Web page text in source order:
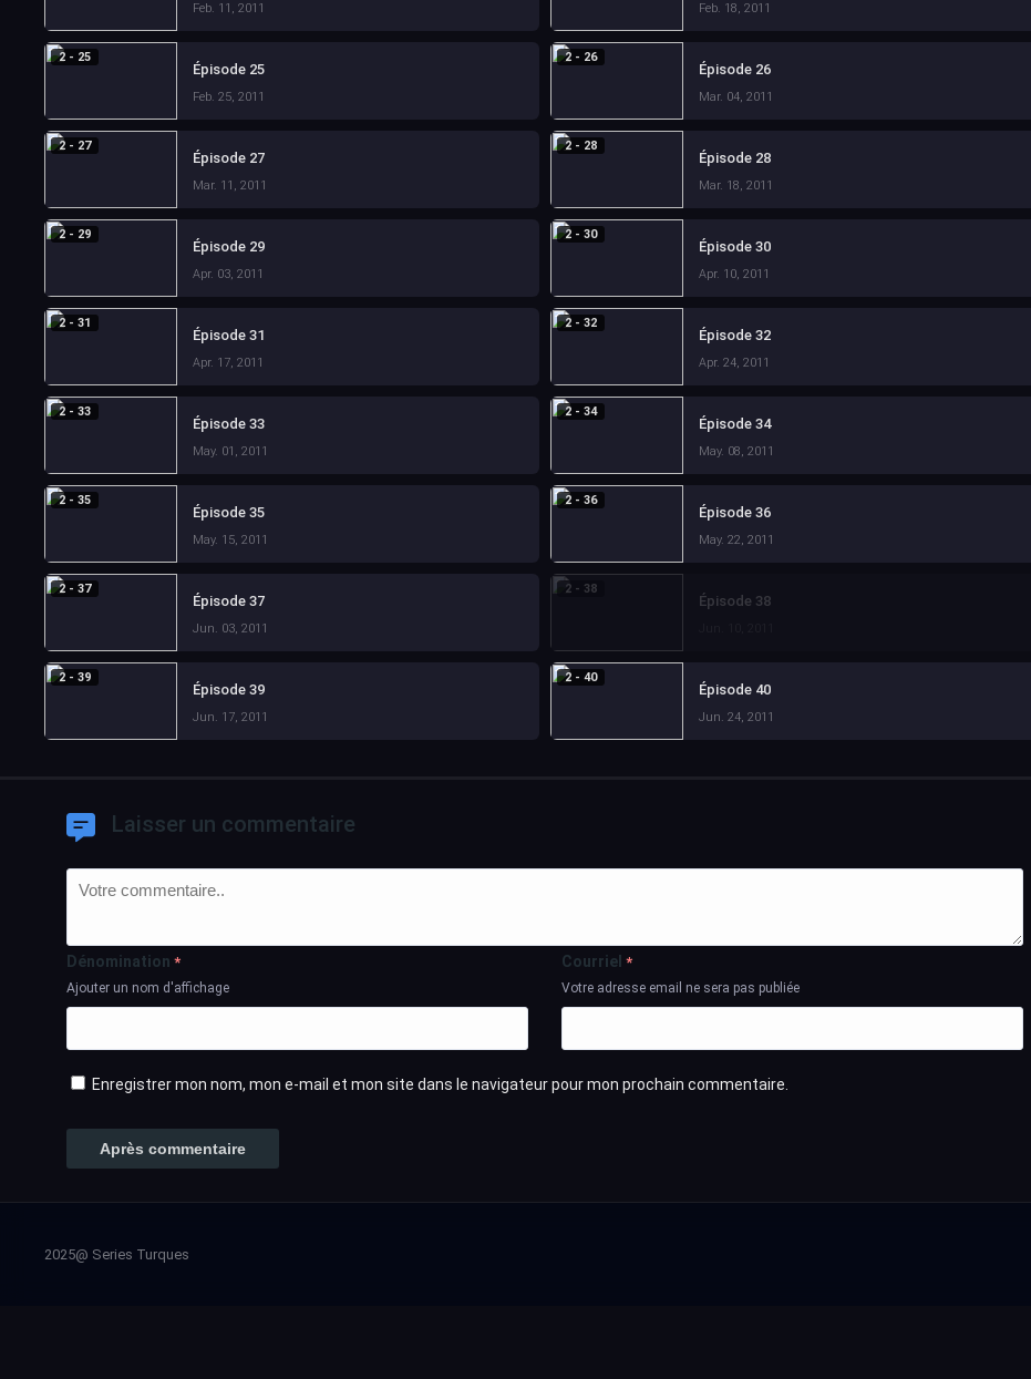
Feb. 11, 2011 Feb. 18, 2011
2 - 25
Épisode 25
Feb. 25, 2011
2 - 26
Épisode 26
Mar. 04, 2011
2 - 27
Épisode 27
Mar. 11, 2011
2 - 28
Épisode 28
Mar. 18, 2011
2 - 29
Épisode 29
Apr. 03, 2011
2 - 30
Épisode 30
Apr. 10, 2011
2 - 31
Épisode 31
Apr. 17, 2011
2 - 32
Épisode 32
Apr. 24, 2011
2 - 33
Épisode 33
May. 01, 2011
2 - 34
Épisode 34
May. 08, 2011
2 - 35
Épisode 35
May. 15, 2011
2 - 36
Épisode 36
May. 22, 2011
2 - 37
Épisode 37
Jun. 03, 2011
2 - 38
Épisode 38
2 - 39
Épisode 39
Jun. 17, 2011
2 - 40
Épisode 40
Jun. 24, 2011
Laisser un commentaire
Dénomination *
Ajouter un nom d'affichage
Courriel *
Votre adresse email ne sera pas publiée
Enregistrer mon nom, mon e-mail et mon site dans le navigateur pour mon prochain commentaire.
2025@ Series Turques